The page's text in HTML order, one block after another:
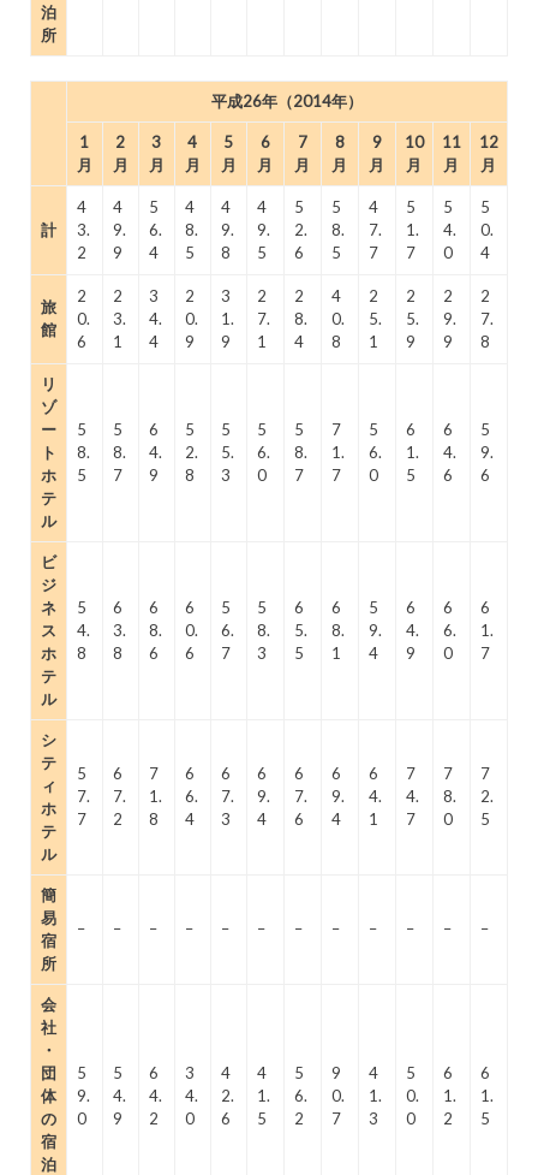
泊
所
平成26年（2014年）
1
月
2
月
3
月
4
月
5
月
6
月
7
月
8
月
9
月
10
月
11
月
12
月
計
4
3.
2
4
9.
9
5
6.
4
4
8.
5
4
9.
8
4
9.
5
5
2.
6
5
8.
5
4
7.
7
5
1.
7
5
4.
0
5
0.
4
旅
館
2
0.
6
2
3.
1
3
4.
4
2
0.
9
3
1.
9
2
7.
1
2
8.
4
4
0.
8
2
5.
1
2
5.
9
2
9.
9
2
7.
8
リ
ゾ
ー
ト
ホ
テ
ル
5
8.
5
5
8.
7
6
4.
9
5
2.
8
5
5.
3
5
6.
0
5
8.
7
7
1.
7
5
6.
0
6
1.
5
6
4.
6
5
9.
6
ビ
ジ
ネ
ス
ホ
テ
ル
5
4.
8
6
3.
8
6
8.
6
6
0.
6
5
6.
7
5
8.
3
6
5.
5
6
8.
1
5
9.
4
6
4.
9
6
6.
0
6
1.
7
シ
テ
ィ
ホ
テ
ル
5
7.
7
6
7.
2
7
1.
8
6
6.
4
6
7.
3
6
9.
4
6
7.
6
6
9.
4
6
4.
1
7
4.
7
7
8.
0
7
2.
5
簡
易
宿
所
– – – – – – – – – – – –
会
社
・
団
体
の
宿
泊
5
9.
0
5
4.
9
6
4.
2
3
4.
0
4
2.
6
4
1.
5
5
6.
2
9
0.
7
4
1.
3
5
0.
0
6
1.
2
6
1.
5